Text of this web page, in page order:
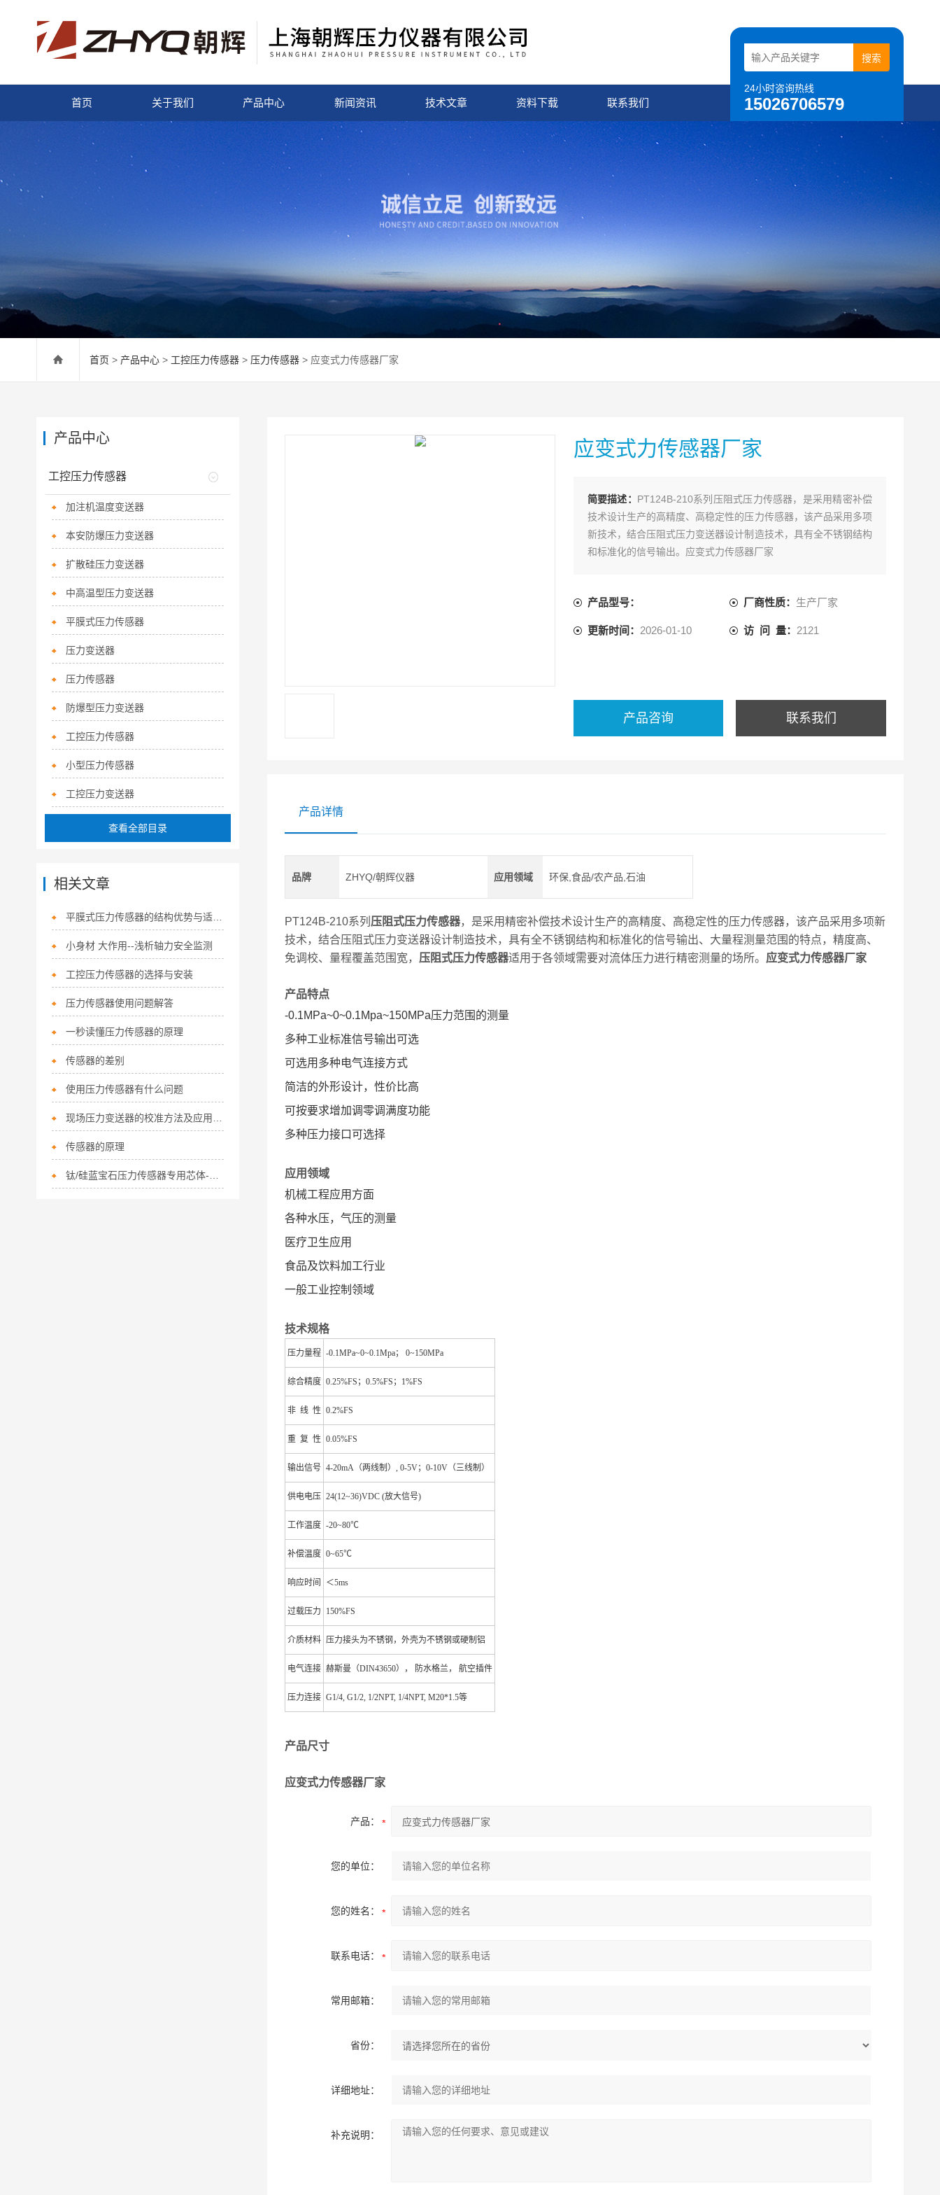
24小时咨询热线
15026706579
首页 关于我们 产品中心 新闻资讯 技术文章 资料下载 联系我们
首页 > 产品中心 > 工控压力传感器 > 压力传感器 > 应变式力传感器厂家
应变式力传感器厂家
简要描述： PT124B-210系列压阻式压力传感器，是采用精密补偿
技术设计生产的高精度、高稳定性的压力传感器，该产品采用多项
新技术，结合压阻式压力变送器设计制造技术，具有全不锈钢结构
和标准化的信号输出。应变式力传感器厂家
产品型号： 厂商性质： 生产厂家
更新时间： 2026-01-10 访 问 量： 2121
产品咨询 联系我们
产品详情
品牌 ZHYQ/朝辉仪器 应用领域 环保,食品/农产品,石油
PT124B-210系列 压阻式压力传感器，是采用精密补偿技术设计生产的高精度、高稳定性的压力传感器，该产品采用多项新
技术，结合压阻式压力变送器设计制造技术，具有全不锈钢结构和标准化的信号输出、大量程测量范围的特点，精度高、
免调校、量程覆盖范围宽， 压阻式压力传感器适用于各领域需要对流体压力进行精密测量的场所。 应变式力传感器厂家
产品特点
-0.1MPa~0~0.1Mpa~150MPa压力范围的测量
多种工业标准信号输出可选
可选用多种电气连接方式
简洁的外形设计，性价比高
可按要求增加调零调满度功能
多种压力接口可选择
应用领域
机械工程应用方面
各种水压，气压的测量
医疗卫生应用
食品及饮料加工行业
一般工业控制领域
技术规格
压力量程 -0.1MPa~0~0.1Mpa； 0~150MPa
综合精度 0.25%FS；0.5%FS；1%FS
非 线 性 0.2%FS
重 复 性 0.05%FS
输出信号 4-20mA（两线制）, 0-5V；0-10V（三线制）
供电电压 24(12~36)VDC (放大信号)
工作温度 -20~80℃
补偿温度 0~65℃
响应时间 ＜5ms
过载压力 150%FS
介质材料 压力接头为不锈钢，外壳为不锈钢或硬制铝
电气连接 赫斯曼（DIN43650）， 防水格兰， 航空插件
压力连接 G1/4, G1/2, 1/2NPT, 1/4NPT, M20*1.5等
产品尺寸
应变式力传感器厂家
产品：
您的单位：
您的姓名：
联系电话：
常用邮箱：
省份：
详细地址：
补充说明：
产品中心
工控压力传感器
加注机温度变送器
本安防爆压力变送器
扩散硅压力变送器
中高温型压力变送器
平膜式压力传感器
压力变送器
压力传感器
防爆型压力变送器
工控压力传感器
小型压力传感器
工控压力变送器
查看全部目录
相关文章
平膜式压力传感器的结构优势与适用场景
小身材 大作用--浅析轴力安全监测
工控压力传感器的选择与安装
压力传感器使用问题解答
一秒读懂压力传感器的原理
传感器的差别
使用压力传感器有什么问题
传感器的原理